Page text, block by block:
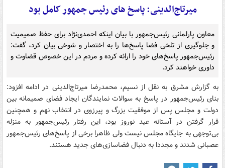
میرتاج‌الدینی: پاسخ های رئیس جمهور کامل بود
معاون پارلمانی رئیس‌جمهور با بیان اینکه احمدی‌نژاد برای حفظ صمیمیت
و جلوگیری از تلخی فضا پاسخ‌ها را به اختصار و شوخی بیان کرد، گفت:
رئیس‌جمهور پاسخ‌های خود را ارائه کرده و مردم در این خصوص قضاوت و
داوری خواهند کرد.
به گزارش مشرق به نقل از نسیم، محمدرضا میرتاج‌الدینی در ادامه افزود:
بنای رئیس‌جمهور در پاسخ به سوالات نمایندگان ایجاد فضای صمیمانه بین
دولت و مجلس پس از موفقیت بزرگ و پیرزوی‌ در انتخاب نهم و همچنین
قرار گرفتن در آستانه عید نوروز بود، این رفتار رئیس‌جمهور به منزله
بی‌توجهی به جایگاه مجلس نیست ولی ظاهرا برخی از پاسخ‌های رئیس‌جمهور
عصبانی شدند و مجددا به دنبال فضا‌سازی‌های جدید هستند.